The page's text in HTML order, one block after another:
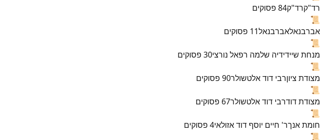
רד"קרד"ק84 פסוקים
📜
אברבנאלאברבנאל11 פסוקים
📜
מנחת שיידידיה שלמה רפאל נורצי30 פסוקים
📜
מצודת ציוןרבי דוד אלטשולר90 פסוקים
📜
מצודת דודרבי דוד אלטשולר67 פסוקים
📜
חומת אנךר' חיים יוסף דוד אזולאי4 פסוקים
📜